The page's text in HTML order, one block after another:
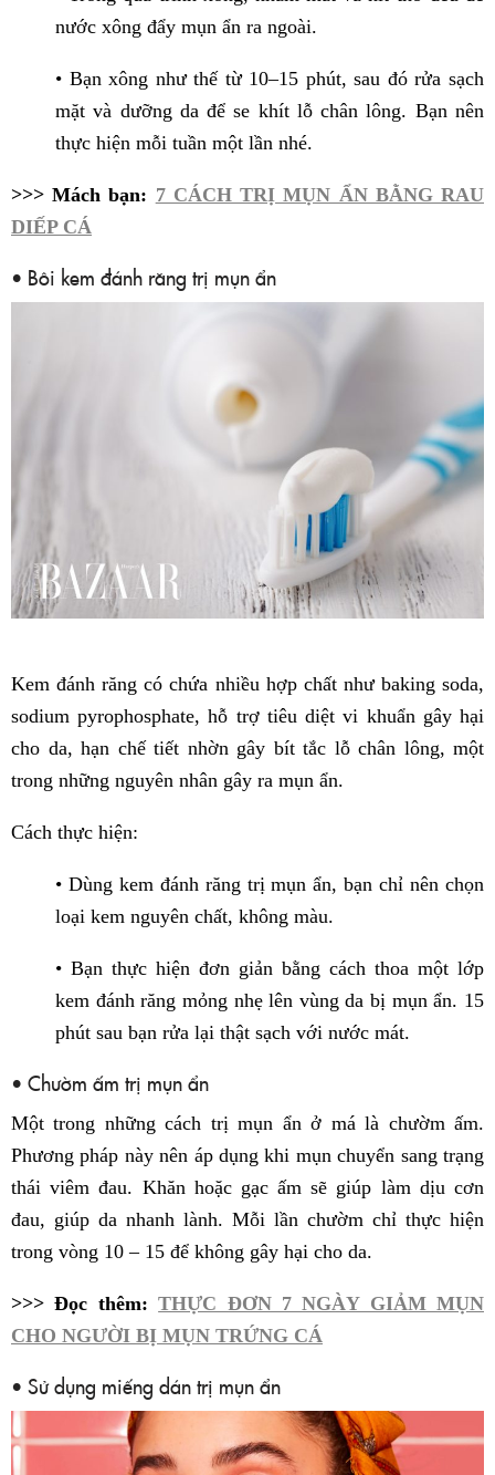
nước xông đẩy mụn ẩn ra ngoài.
• Bạn xông như thế từ 10–15 phút, sau đó rửa sạch
mặt và dưỡng da để se khít lỗ chân lông. Bạn nên
thực hiện mỗi tuần một lần nhé.
>>> Mách bạn: 7 CÁCH TRỊ MỤN ẨN BẰNG RAU
DIẾP CÁ
• Bôi kem đánh răng trị mụn ẩn
Kem đánh răng có chứa nhiều hợp chất như baking soda,
sodium pyrophosphate, hỗ trợ tiêu diệt vi khuẩn gây hại
cho da, hạn chế tiết nhờn gây bít tắc lỗ chân lông, một
trong những nguyên nhân gây ra mụn ẩn.
Cách thực hiện:
• Dùng kem đánh răng trị mụn ẩn, bạn chỉ nên chọn
loại kem nguyên chất, không màu.
• Bạn thực hiện đơn giản bằng cách thoa một lớp
kem đánh răng mỏng nhẹ lên vùng da bị mụn ẩn. 15
phút sau bạn rửa lại thật sạch với nước mát.
• Chườm ấm trị mụn ẩn
Một trong những cách trị mụn ẩn ở má là chườm ấm.
Phương pháp này nên áp dụng khi mụn chuyển sang trạng
thái viêm đau. Khăn hoặc gạc ấm sẽ giúp làm dịu cơn
đau, giúp da nhanh lành. Mỗi lần chườm chỉ thực hiện
trong vòng 10 – 15 để không gây hại cho da.
>>> Đọc thêm:THỰC ĐƠN 7 NGÀY GIẢM MỤN
CHO NGƯỜI BỊ MỤN TRỨNG CÁ
• Sử dụng miếng dán trị mụn ẩn